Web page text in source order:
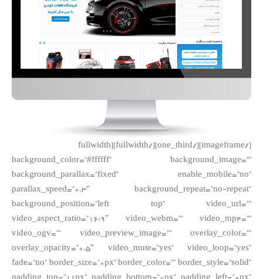
[/imageframe][/one_third][/fullwidth][fullwidth
background_color=”#ffffff” background_image=””
background_parallax=”fixed” enable_mobile=”no”
parallax_speed=”0.3″ background_repeat=”no-repeat”
background_position=”left top” video_url=””
video_aspect_ratio=”16:9″ video_webm=”” video_mp4=””
video_ogv=”” video_preview_image=”” overlay_color=””
overlay_opacity=”0.5″ video_mute=”yes” video_loop=”yes”
fade=”no” border_size=”0px” border_color=”” border_style=”solid”